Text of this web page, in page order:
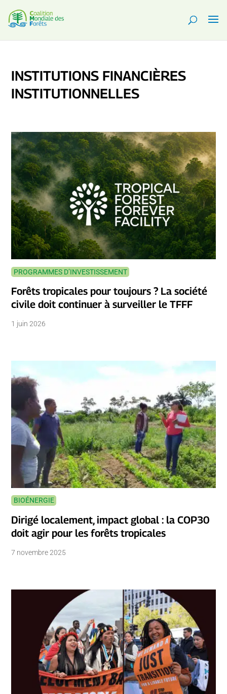
INSTITUTIONS FINANCIÈRES
INSTITUTIONNELLES
PROGRAMMES D’INVESTISSEMENT
Forêts tropicales pour toujours ? La société
civile doit continuer à surveiller le TFFF
1 juin 2026
BIOÉNERGIE
Dirigé localement, impact global : la COP30
doit agir pour les forêts tropicales
7 novembre 2025